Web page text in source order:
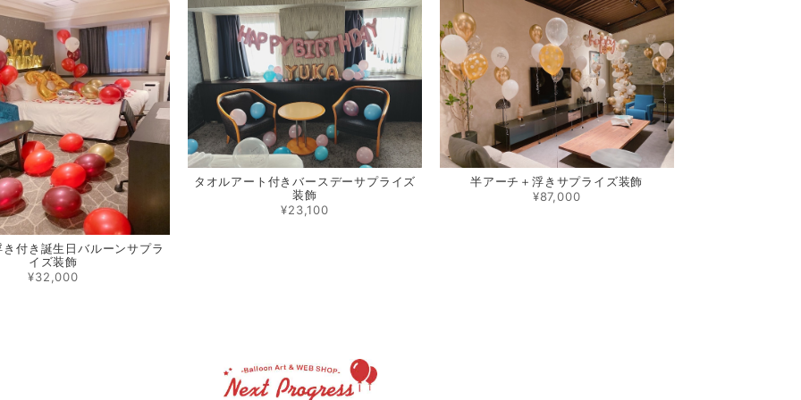
付き誕生日バルーンサプラ
イズ装飾
¥32,000
タオルアート付きバースデーサプライズ
装飾
¥23,100
半アーチ＋浮きサプライズ装飾
¥87,000